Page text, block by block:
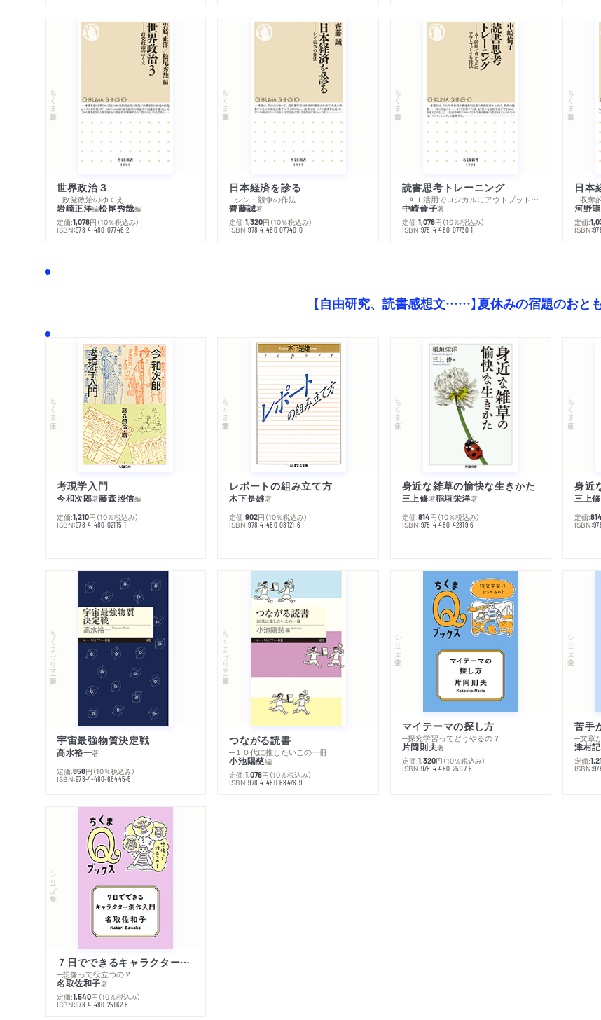
ちくま新書
世界政治３
─政党政治のゆくえ
岩崎正洋編松尾秀哉編
定価:1,078円 （10％税込み）
ISBN:978-4-480-07746-2
ちくま新書
日本経済を診る
─シン・競争の作法
齊藤誠著
定価:1,320円 （10％税込み）
ISBN:978-4-480-07740-0
ちくま新書
読書思考トレーニング
─ＡＩ活用でロジカルにアウトプットする技法
中崎倫子著
定価:1,078円 （10％税込み）
ISBN:978-4-480-07730-1
ちくま新書
日本
─収奪
河野
定価:
ISBN:
【自由研究、読書感想文……】夏休みの宿題のおと
ちくま文庫
考現学入門
今和次郎著藤森照信編
定価:1,210円 （10％税込み）
ISBN:978-4-480-02115-1
ちくま学芸文庫
レポートの組み立て方
木下是雄著
定価:902円 （10％税込み）
ISBN:978-4-480-08121-6
ちくま文庫
身近な雑草の愉快な生きかた
三上修著稲垣栄洋著
定価:814円 （10％税込み）
ISBN:978-4-480-42819-6
ちくま文庫
身近
三上修
定価:
ISBN:
ちくまプリマー新書
宇宙最強物質決定戦
高水裕一著
定価:858円 （10％税込み）
ISBN:978-4-480-68445-5
ちくまプリマー新書
つながる読書
─１０代に推したいこの一冊
小池陽慈編
定価:1,078円 （10％税込み）
ISBN:978-4-480-68476-9
シリーズ・全集
マイテーマの探し方
─探究学習ってどうやるの？
片岡則夫著
定価:1,320円 （10％税込み）
ISBN:978-4-480-25117-6
シリーズ・全集
苦手
─文章
津村
定価:
ISBN:
シリーズ・全集
７日でできるキャラクター創作入門
─想像って役立つの？
名取佐和子著
定価:1,540円 （10％税込み）
ISBN:978-4-480-25162-6